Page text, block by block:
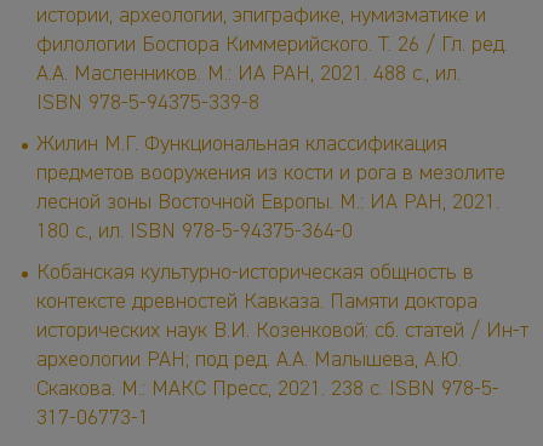
истории, археологии, эпиграфике, нумизматике и
филологии Боспора Киммерийского. Т. 26 / Гл. ред.
А.А. Масленников. М.: ИА РАН, 2021. 488 с., ил.
ISBN 978-5-94375-339-8
Жилин М.Г. Функциональная классификация
предметов вооружения из кости и рога в мезолите
лесной зоны Восточной Европы. М.: ИА РАН, 2021.
180 с., ил. ISBN 978-5-94375-364-0
Кобанская культурно-историческая общность в
контексте древностей Кавказа. Памяти доктора
исторических наук В.И. Козенковой: сб. статей / Ин-т
археологии РАН; под ред. А.А. Малышева, А.Ю.
Скакова. М.: МАКС Пресс, 2021. 238 с. ISBN 978-5-
317-06773-1